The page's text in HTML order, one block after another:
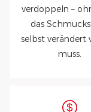
verdoppeln –
das
selbst verändert
muss.